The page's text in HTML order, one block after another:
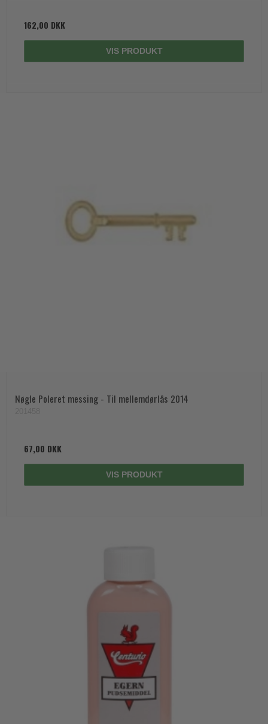
162,00 DKK
VIS PRODUKT
Nøgle Poleret messing - Til mellemdørlås 2014
67,00 DKK
VIS PRODUKT